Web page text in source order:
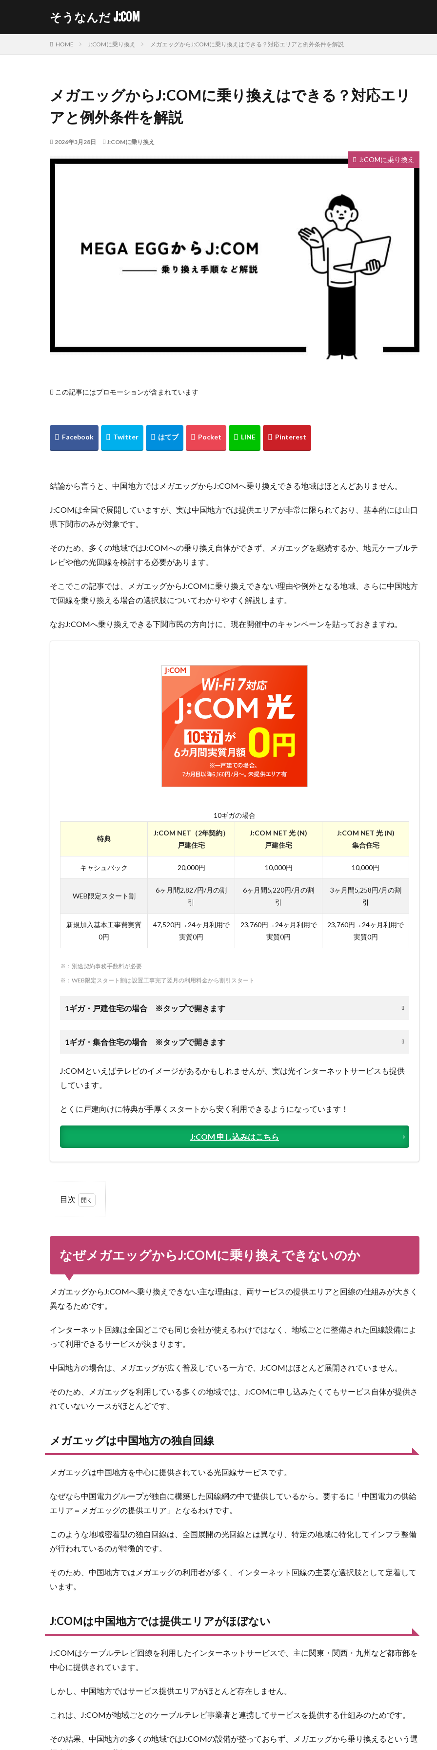
そうなんだ J:COM
HOME J:COMに乗り換え メガエッグからJ:COMに乗り換えはできる？対応エリアと例外条件を解説
メガエッグからJ:COMに乗り換えはできる？対応エリ
アと例外条件を解説
2026年3月28日 J:COMに乗り換え
J:COMに乗り換え
この記事にはプロモーションが含まれています
結論から言うと、中国地方ではメガエッグからJ:COMへ乗り換えできる地域はほとんどありません。
J:COMは全国で展開していますが、実は中国地方では提供エリアが非常に限られており、基本的には山口
県下関市のみが対象です。
そのため、多くの地域ではJ:COMへの乗り換え自体ができず、メガエッグを継続するか、地元ケーブルテ
レビや他の光回線を検討する必要があります。
そこでこの記事では、メガエッグからJ:COMに乗り換えできない理由や例外となる地域、さらに中国地方
で回線を乗り換える場合の選択肢についてわかりやすく解説します。
なおJ:COMへ乗り換えできる下関市民の方向けに、現在開催中のキャンペーンを貼っておきますね。
10ギガの場合
特典
J:COM NET（2年契約）
戸建住宅
J:COM NET 光 (N)
戸建住宅
J:COM NET 光 (N)
集合住宅
キャシュバック 20,000円 10,000円 10,000円
WEB限定スタート割
6ヶ月間2,827円/月の割
引
6ヶ月間5,220円/月の割
引
3ヶ月間5,258円/月の割
引
新規加入基本工事費実質
0円
47,520円→24ヶ月利用で
実質0円
23,760円→24ヶ月利用で
実質0円
23,760円→24ヶ月利用で
実質0円
※：別途契約事務手数料が必要
※：WEB限定スタート割は設置工事完了翌月の利用料金から割引スタート
1ギガ・戸建住宅の場合 ※タップで開きます
1ギガ・集合住宅の場合 ※タップで開きます
J:COMといえばテレビのイメージがあるかもしれませんが、実は光インターネットサービスも提供
しています。
とくに戸建向けに特典が手厚くスタートから安く利用できるようになっています！
J:COM 申し込みはこちら
目次
エッグ
J:COM
換えで
のか
2
関市の
み
が利用
3
下
関市で
ら
J:COM
に乗り
手順
4
でも
地方
でメ
ガエ
から
乗り
ら？
5
メ
グから
J:COM
えでよ
くある
なぜメガエッグからJ:COMに乗り換えできないのか
メガエッグからJ:COMへ乗り換えできない主な理由は、両サービスの提供エリアと回線の仕組みが大きく
異なるためです。
インターネット回線は全国どこでも同じ会社が使えるわけではなく、地域ごとに整備された回線設備によ
って利用できるサービスが決まります。
中国地方の場合は、メガエッグが広く普及している一方で、J:COMはほとんど展開されていません。
そのため、メガエッグを利用している多くの地域では、J:COMに申し込みたくてもサービス自体が提供さ
れていないケースがほとんどです。
メガエッグは中国地方の独自回線
メガエッグは中国地方を中心に提供されている光回線サービスです。
なぜなら中国電力グループが独自に構築した回線網の中で提供しているから。要するに「中国電力の供給
エリア＝メガエッグの提供エリア」となるわけです。
このような地域密着型の独自回線は、全国展開の光回線とは異なり、特定の地域に特化してインフラ整備
が行われているのが特徴的です。
そのため、中国地方ではメガエッグの利用者が多く、インターネット回線の主要な選択肢として定着して
います。
J:COMは中国地方では提供エリアがほぼない
J:COMはケーブルテレビ回線を利用したインターネットサービスで、主に関東・関西・九州など都市部を
中心に提供されています。
しかし、中国地方ではサービス提供エリアがほとんど存在しません。
これは、J:COMが地域ごとのケーブルテレビ事業者と連携してサービスを提供する仕組みのためです。
その結果、中国地方の多くの地域ではJ:COMの設備が整っておらず、メガエッグから乗り換えるという選